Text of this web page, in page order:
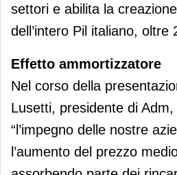
settori e abilita la
dell’intero Pil italiano, oltre
Effetto ammortizzatore
Nel corso della
Lusetti, presidente di
“l’impegno delle nostre
l’aumento del prezzo